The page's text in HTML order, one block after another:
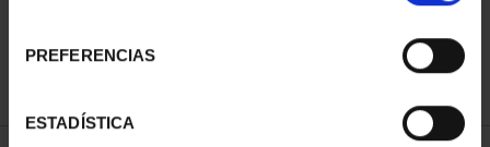
PREFERENCIAS
ESTADÍSTICA